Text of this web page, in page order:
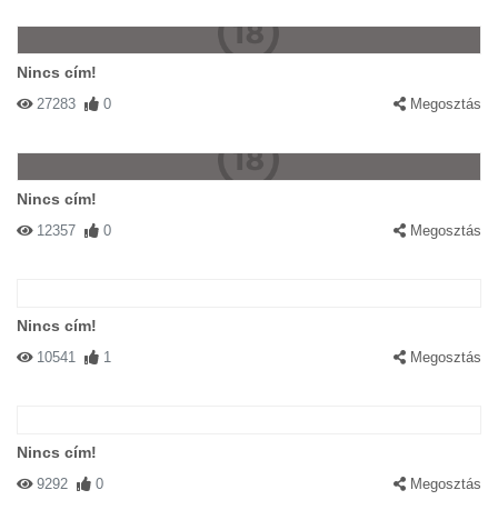
Nincs cím!
27283 0 Megosztás
Nincs cím!
12357 0 Megosztás
Nincs cím!
10541 1 Megosztás
Nincs cím!
9292 0 Megosztás